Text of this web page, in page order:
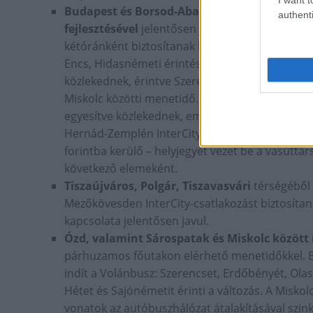
Budapest és Borsod-Abaúj-Zemplén megye
fejlesztésével jelentősen javulnak az eljutási
kétóránként biztosítanak kapcsolatot Budapest
Encs, Hidasnémeti érintésével. Az új Zemplén
közlekednek, érintve Szerencset és
Miskolc közötti menetidő. A Hernád-Zemplén
egyesítve közlekednek, emellett a két
Hernád-Zemplén InterCity vonatokon vásárlás
forintba kerülő – helyjegyet vezet be a
következő elemeként.
Tiszaújváros, Polgár, Tiszavasvári térségéből
Mezőkövesden InterCity-csatlakozást
kapcsolata jelentősen javul.
Ózd, valamint Sárospatak és Miskolc között
párhuzamos főutakon elérhető menetidőkkel.
indít a Volánbusz: Szerencset, Erdőbényét,
Hétet és Sajónémetit érinti a változás. A
vonatok az autóbuszhálózat átalakításával